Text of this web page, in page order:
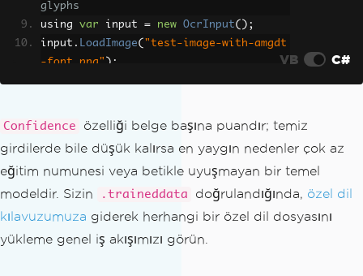
glyphs
using var input = new OcrInput();
input . LoadImage( "test-image-with-amgdt
-font.png" );
y
var result = ocr.Read(input);
Console. WriteLine($"Text: {result.Tex
t}"
);
t.Confidence}%"
VB C#
Confidence
özelliği belge başına puandır; temiz
girdilerde bile düşük kalırsa en yaygın nedenler çok az
eğitim numunesi veya betikle uyuşmayan bir temel
modeldir. Sizin
.traineddata doğrulandığında, özel dil
kılavuzumuza giderek herhangi bir özel dil dosyasını
yükleme genel iş akışımızı görün.